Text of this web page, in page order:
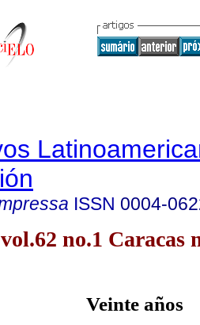
ISSN 0004-
no.1 Caracas
Veinte años